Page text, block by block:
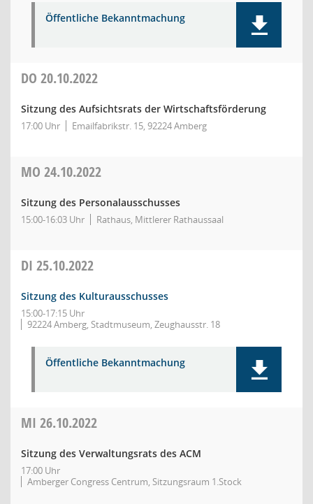
Öffentliche Bekanntmachung
DO 20.10.2022
Sitzung des Aufsichtsrats der Wirtschaftsförderung
17:00 Uhr Emailfabrikstr. 15, 92224 Amberg
MO 24.10.2022
Sitzung des Personalausschusses
15:00-16:03 Uhr Rathaus, Mittlerer Rathaussaal
DI 25.10.2022
Sitzung des Kulturausschusses
15:00-17:15 Uhr
92224 Amberg, Stadtmuseum, Zeughausstr. 18
Öffentliche Bekanntmachung
MI 26.10.2022
Sitzung des Verwaltungsrats des ACM
17:00 Uhr
Amberger Congress Centrum, Sitzungsraum 1.Stock